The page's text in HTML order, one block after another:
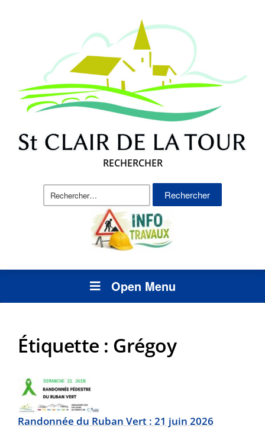
RECHERCHER
Rechercher :
Open Menu
Étiquette : Grégoy
Randonnée du Ruban Vert : 21 juin 2026